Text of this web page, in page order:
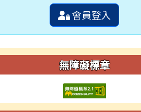
會員登入
無障礙標章